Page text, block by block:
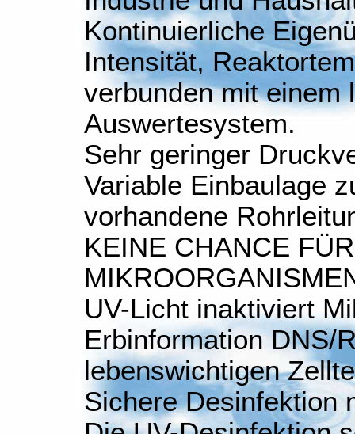
Kontinuierliche
Intensität,
verbunden mit einem
Auswertesystem.
Sehr geringer
Variable Einbaulage
vorhandene
KEINE CHANCE
UV-Licht inaktiviert
Erbinformation DNS/
lebenswichtigen
Sichere Desinfektion